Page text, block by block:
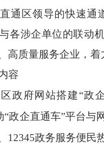
通区领导的快速通
各涉企单位的联动
高质量服务企业，
容
区政府网站搭建“政
“政企直通车”平台
12345政务服务便民